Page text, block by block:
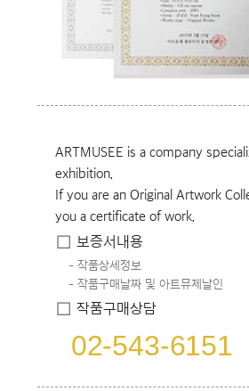
ARTMUSEE is a company
exhibition.
If you are an Original Artwork
you a certificate of work.
보증서내용
작품상세정보
작품구매날짜 및 아트뮤제날인
작품구매상담
02-543-6151